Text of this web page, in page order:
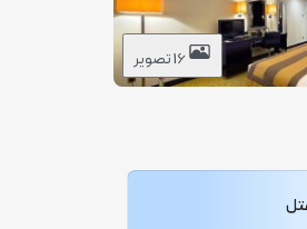
16 تصویر